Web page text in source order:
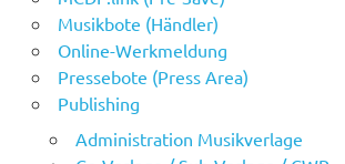
Musikbote (Händler)
Online-Werkmeldung
Pressebote (Press Area)
Publishing
Administration Musikverlage